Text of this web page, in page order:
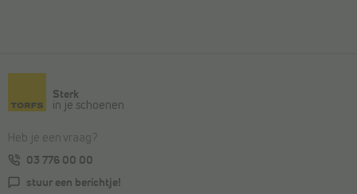
Sterk
in je schoenen
Heb je een vraag?
03 776 00 00
stuur een berichtje!